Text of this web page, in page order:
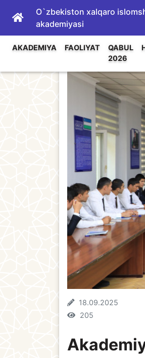
O`zbekiston xalqaro
akademiyasi
AKADEMIYA FAOLIYAT
QABUL
2026
18.09.2025
205